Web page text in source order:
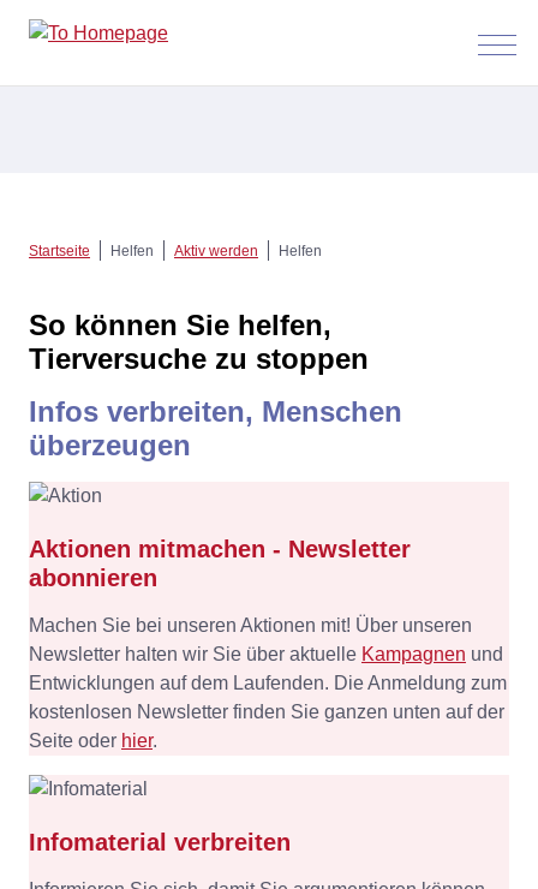
Menü
Startseite Helfen Aktiv werden Helfen
So können Sie helfen,
Tierversuche zu stoppen
Infos verbreiten, Menschen
überzeugen
Aktionen mitmachen - Newsletter
abonnieren
Machen Sie bei unseren Aktionen mit! Über unseren
Newsletter halten wir Sie über aktuelle Kampagnen und
Entwicklungen auf dem Laufenden. Die Anmeldung zum
kostenlosen Newsletter finden Sie ganzen unten auf der
Seite oder hier.
Infomaterial verbreiten